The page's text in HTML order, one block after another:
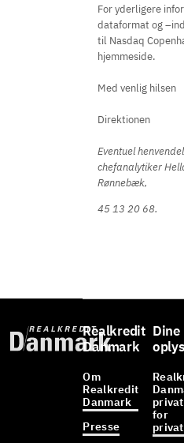
For yderligere
dataformat og
til Nasdaq
hjemmeside.
Med venlig hilsen
Direktionen
Eventuel
chefanalytiker
Rønnebæk,
45 13 20 68.
Realkredit
Danmark
Om
Realkredit
Danmark
Presse
Dine
for